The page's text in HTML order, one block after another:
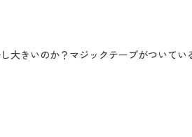
きいのか？マジックテープがついて